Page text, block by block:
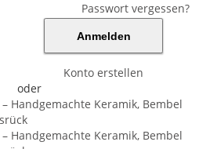
Passwort vergessen?
Konto erstellen
oder